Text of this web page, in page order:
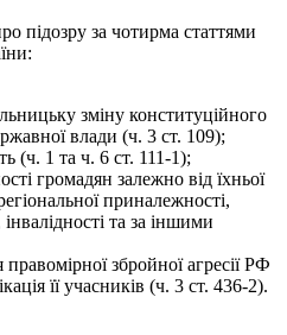
підозру за чотирма статтями
зміну конституційного
влади (ч. 3 ст. 109);
(ч. 1 та ч. 6 ст. 111-1);
громадян залежно від їхньої
приналежності,
та за іншими
збройної агресії РФ
її учасників (ч. 3 ст. 436-2).